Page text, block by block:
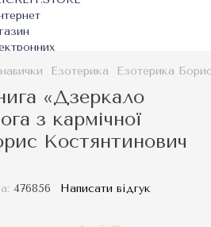
Езотерика Езотерика
«Дзеркало
з кармічної
Костянтинович
476856 Написати відгук